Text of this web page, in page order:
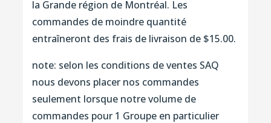
la Grande région de Montréal. Les
commandes de moindre quantité
entraîneront des frais de livraison de $15.00.
note: selon les conditions de ventes SAQ
nous devons placer nos commandes
seulement lorsque notre volume de
commandes pour 1 Groupe en particulier